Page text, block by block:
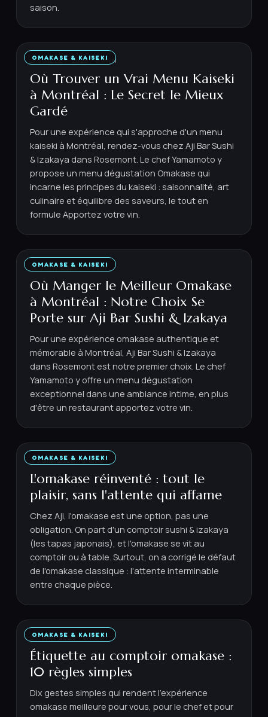
saison.
OMAKASE & KAISEKI
2 JUILLET 2026 · 8 MIN
Où Trouver un Vrai Menu Kaiseki
à Montréal : Le Secret le Mieux
Gardé
Pour une expérience qui s'approche d'un menu
kaiseki à Montréal, rendez-vous chez Aji Bar Sushi
& Izakaya dans Rosemont. Le chef Yamamoto y
propose un menu dégustation Omakase qui
incarne les principes du kaiseki : saisonnalité, art
culinaire et équilibre des saveurs, le tout en
formule Apportez votre vin.
OMAKASE & KAISEKI
16 JUIN 2026 · 7 MIN
Où Manger le Meilleur Omakase
à Montréal : Notre Choix Se
Porte sur Aji Bar Sushi & Izakaya
Pour une expérience omakase authentique et
mémorable à Montréal, Aji Bar Sushi & Izakaya
dans Rosemont est notre premier choix. Le chef
Yamamoto y offre un menu dégustation
exceptionnel dans une ambiance intime, en plus
d'être un restaurant apportez votre vin.
OMAKASE & KAISEKI
3 JUIN 2026 · 6 MIN
L'omakase réinventé : tout le
plaisir, sans l'attente qui affame
Chez Aji, l'omakase est une option, pas une
obligation. On part d'un comptoir sushi & izakaya
(les tapas japonais), et l'omakase se vit au
comptoir ou à table. Surtout, on a corrigé le défaut
de l'omakase classique : l'attente interminable
entre chaque pièce.
OMAKASE & KAISEKI
21 MAI 2026 · 6 MIN
Étiquette au comptoir omakase :
10 règles simples
Dix gestes simples qui rendent l'expérience
omakase meilleure pour vous, pour le chef et pour